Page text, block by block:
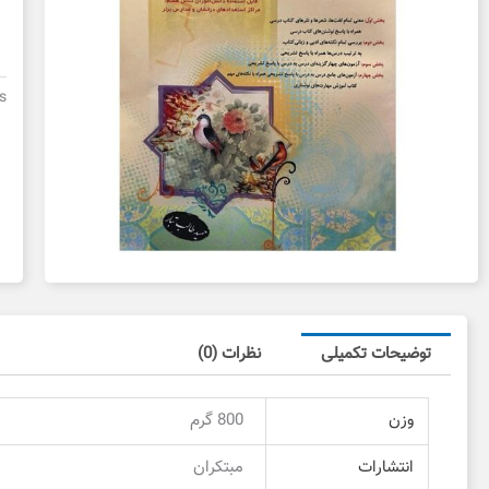
توضیحات تکمیلی نظرات (0)
وزن
800 گرم
انتشارات
مبتکران